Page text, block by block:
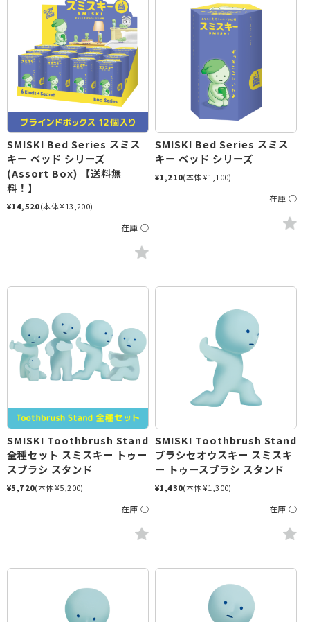
SMISKI Bed Series スミス
キー ベッド シリーズ
(Assort Box) 【送料無
料！】
¥14,520(本体 ¥13,200)
在庫 ○
SMISKI Bed Series スミス
キー ベッド シリーズ
¥1,210(本体 ¥1,100)
在庫 ○
SMISKI Toothbrush Stand
全種セット スミスキー トゥー
スブラシ スタンド
¥5,720(本体 ¥5,200)
在庫 ○
SMISKI Toothbrush Stand
ブラシセオウスキー スミスキ
ー トゥースブラシ スタンド
¥1,430(本体 ¥1,300)
在庫 ○